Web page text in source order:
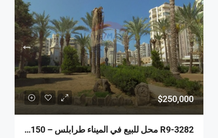
$250,000
R9-3282 محل للبيع في الميناء طرابلس – 150 متر مربع